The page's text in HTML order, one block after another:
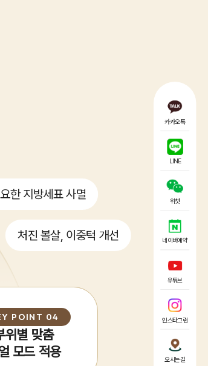
한 지방세표 사멸
처진 볼살, 이중턱 개선
POINT 04
위별 맞춤
모드 적용
카카오톡
LINE
위챗
네이버예약
유튜브
인스타그램
오시는길